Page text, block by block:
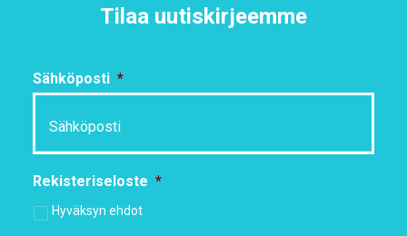
Tilaa uutiskirjeemme
Sähköposti *
Rekisteriseloste *
Hyväksyn ehdot